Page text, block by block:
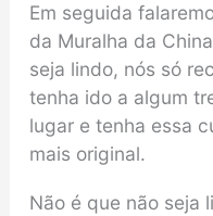
Em seguida
da Muralha da
seja lindo, nós só
tenha ido a algum
lugar e tenha essa
mais original.
Não é que não seja